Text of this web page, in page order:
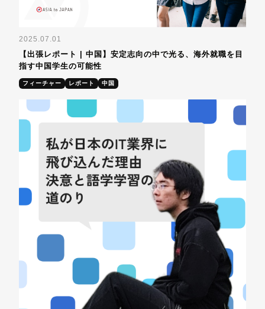
2025.07.01
【出張レポート | 中国】安定志向の中で光る、海外就職を目
指す中国学生の可能性
フィーチャー レポート 中国